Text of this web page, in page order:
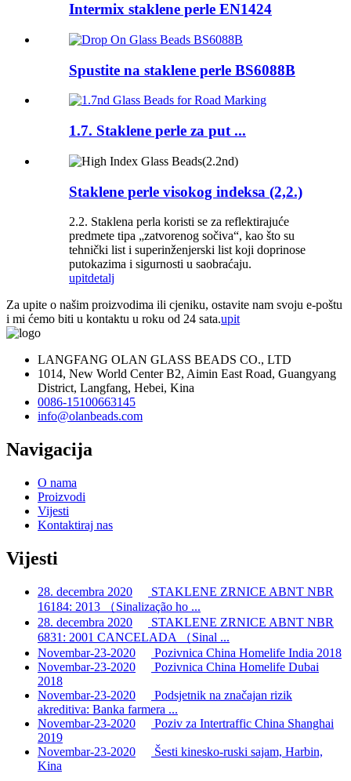
Intermix staklene perle EN1424
Spustite na staklene perle BS6088B
1.7. Staklene perle za put ...
Staklene perle visokog indeksa (2,2.)
2.2. Staklena perla koristi se za reflektirajuće
predmete tipa „zatvorenog sočiva“, kao što su
tehnički list i superinženjerski list koji doprinose
putokazima i sigurnosti u saobraćaju.
upitdetalj
Za upite o našim proizvodima ili cjeniku, ostavite nam svoju e-poštu
i mi ćemo biti u kontaktu u roku od 24 sata.upit
LANGFANG OLAN GLASS BEADS CO., LTD
1014, New World Center B2, Aimin East Road, Guangyang
District, Langfang, Hebei, Kina
0086-15100663145
info@olanbeads.com
Navigacija
O nama
Proizvodi
Vijesti
Kontaktiraj nas
Vijesti
28. decembra 2020
STAKLENE ZRNICE ABNT NBR
16184: 2013 （Sinalização ho ...
28. decembra 2020
STAKLENE ZRNICE ABNT NBR
6831: 2001 CANCELADA （Sinal ...
Novembar-23-2020
Pozivnica China Homelife India 2018
Novembar-23-2020
Pozivnica China Homelife Dubai
2018
Novembar-23-2020
Podsjetnik na značajan rizik
akreditiva: Banka farmera ...
Novembar-23-2020
Poziv za Intertraffic China Shanghai
2019
Novembar-23-2020
Šesti kinesko-ruski sajam, Harbin,
Kina